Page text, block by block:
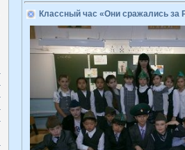
Классный час «Они сражались за